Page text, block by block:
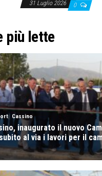
31 Luglio 2026 0
più lette